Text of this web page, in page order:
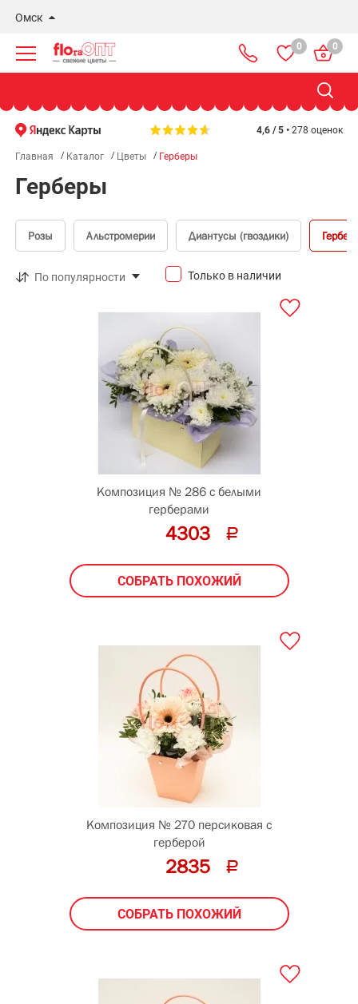
Омск
Новосибирск
Бердск
0 0
4,6 / 5 • 278 оценок
Главная Каталог Цветы Герберы
Герберы
Розы Альстромерии Диантусы (гвоздики)
По популярности Только в наличии
Композиция № 286 с белыми
герберами
4303
СОБРАТЬ ПОХОЖИЙ
Композиция № 270 персиковая с
герберой
2835
СОБРАТЬ ПОХОЖИЙ